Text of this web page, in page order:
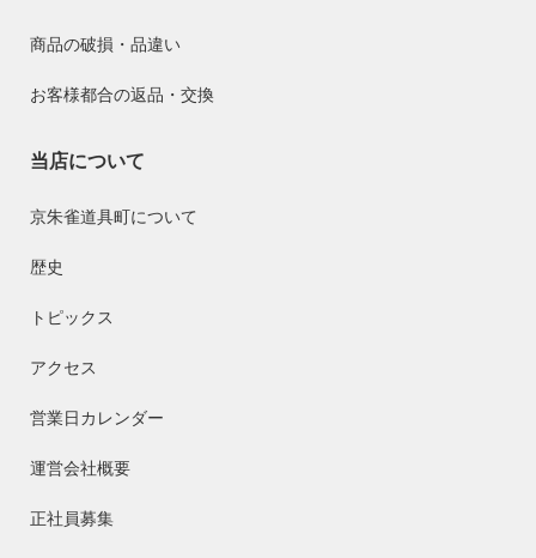
商品の破損・品違い
お客様都合の返品・交換
当店について
京朱雀道具町について
歴史
トピックス
アクセス
営業日カレンダー
運営会社概要
正社員募集